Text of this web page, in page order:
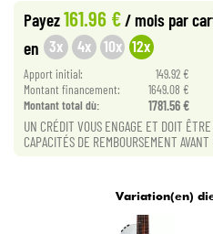
HiFi
Bundle
Sehen Sie sich
Payez161.96 € / mois par
en 3x 4x 10x 12x
Apport initial: 149.92 €
Montant financement:
1649.08 €
Montant total dù:
1781.56 €
UN CRÉDIT VOUS ENGAGE ET DOIT
CAPACITÉS DE REMBOURSEMENT
Variation(en)